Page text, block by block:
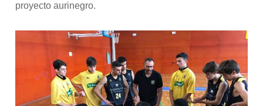
proyecto aurinegro.